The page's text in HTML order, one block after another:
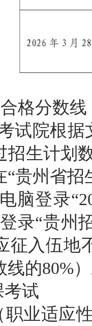
格分数线
试院根
招生计划
“贵州省
脑登录
录“贵州
征入伍
线的80%
考试
职业适应